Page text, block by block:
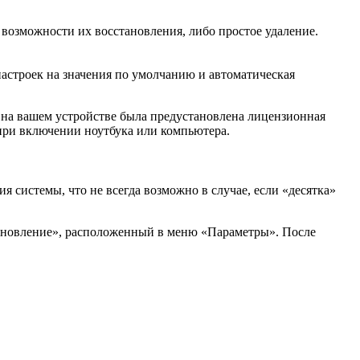
их восстановления, либо простое удаление.
на значения по умолчанию и автоматическая
вашем устройстве была предустановлена лицензионная
включении ноутбука или компьютера.
системы, что не всегда возможно в случае, если «десятка»
расположенный в меню «Параметры». После